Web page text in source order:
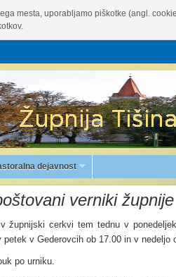
mesta, uporabljamo piškotke (angl.
dejavnost
verniki
župnijski cerkvi tem tednu v
v Gederovcih ob 17.00 in v nedeljo
po urniku.